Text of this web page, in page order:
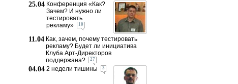
25.04 Конференция «Как?
Зачем? И нужно ли
тестировать
рекламу»
10
11.04 Как, зачем, почему тестировать
рекламу? Будет ли инициатива
Клуба Арт-Директоров
поддержана?
27
04.04 2 недели тишины 3